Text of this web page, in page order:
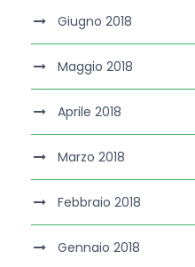
Giugno 2018
Maggio 2018
Aprile 2018
Marzo 2018
Febbraio 2018
Gennaio 2018